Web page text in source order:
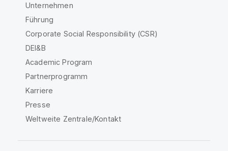
Unternehmen
Führung
Corporate Social Responsibility (CSR)
DEI&B
Academic Program
Partnerprogramm
Karriere
Presse
Weltweite Zentrale/Kontakt